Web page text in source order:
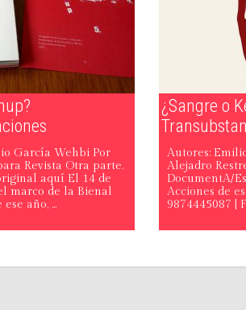
García Wehbi Por
Revista Otra parte.
aquí El 14 de
marco de la Bienal
año, ...
¿Sangre o
Autores:
Alejadro
DocumentA/
Acciones de
9874445087 |